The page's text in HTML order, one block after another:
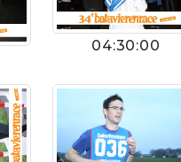
04:30:00